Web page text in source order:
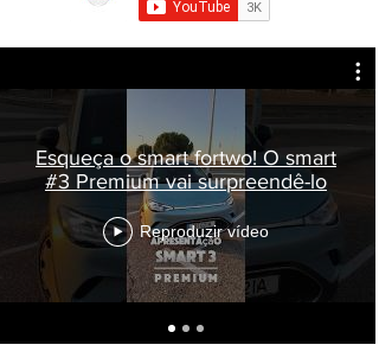
Esqueça o smart fortwo! O smart
#3 Premium vai surpreendê-lo
Reproduzir vídeo